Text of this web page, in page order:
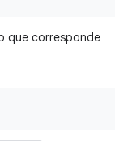
que corresponde